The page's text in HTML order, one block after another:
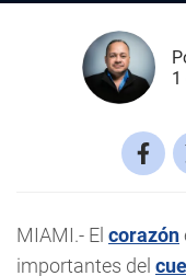
1
MIAMI.- El corazón
importantes del